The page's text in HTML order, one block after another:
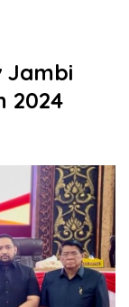
Jambi
2024